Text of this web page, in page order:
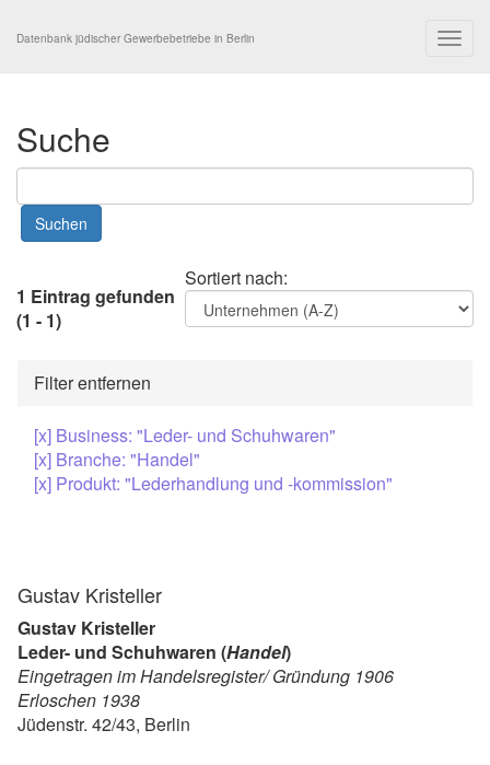
Datenbank jüdischer Gewerbebetriebe in Berlin
Suche
Sortiert nach:
1 Eintrag gefunden
(1 - 1)
Filter entfernen
[x] Business: "Leder- und Schuhwaren"
[x] Branche: "Handel"
[x] Produkt: "Lederhandlung und -kommission"
Gustav Kristeller
Gustav Kristeller
Leder- und Schuhwaren (Handel)
Eingetragen im Handelsregister/ Gründung 1906
Erloschen 1938
Jüdenstr. 42/43, Berlin